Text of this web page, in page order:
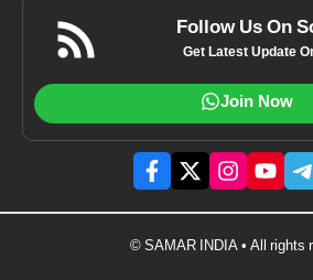
Follow Us On
Get Latest Update
Join Now
© SAMAR INDIA • All rights